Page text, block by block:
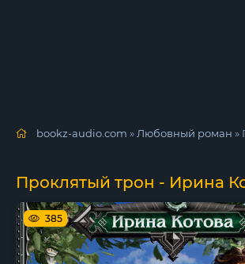
bookz-audio.com » Любовный роман »
Проклятый трон - Ирина
385